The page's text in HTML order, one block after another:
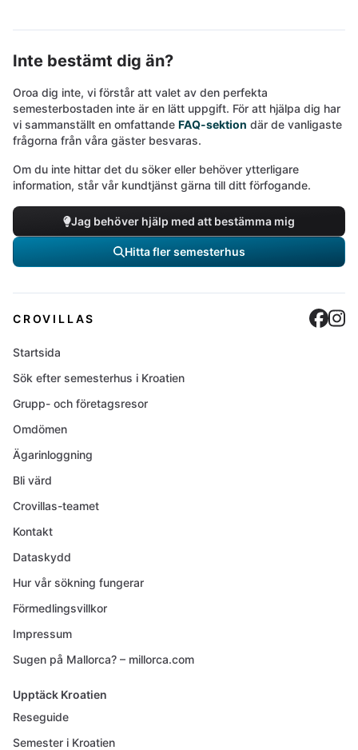
Inte bestämt dig än?
Oroa dig inte, vi förstår att valet av den perfekta
semesterbostaden inte är en lätt uppgift. För att hjälpa dig har
vi sammanställt en omfattande FAQ-sektion där de vanligaste
frågorna från våra gäster besvaras.
Om du inte hittar det du söker eller behöver ytterligare
information, står vår kundtjänst gärna till ditt förfogande.
Jag behöver hjälp med att bestämma mig
Hitta fler semesterhus
CROVILLAS
Startsida
Sök efter semesterhus i Kroatien
Grupp- och företagsresor
Omdömen
Ägarinloggning
Bli värd
Crovillas-teamet
Kontakt
Dataskydd
Hur vår sökning fungerar
Förmedlingsvillkor
Impressum
Sugen på Mallorca? – millorca.com
Upptäck Kroatien
Reseguide
Semester i Kroatien